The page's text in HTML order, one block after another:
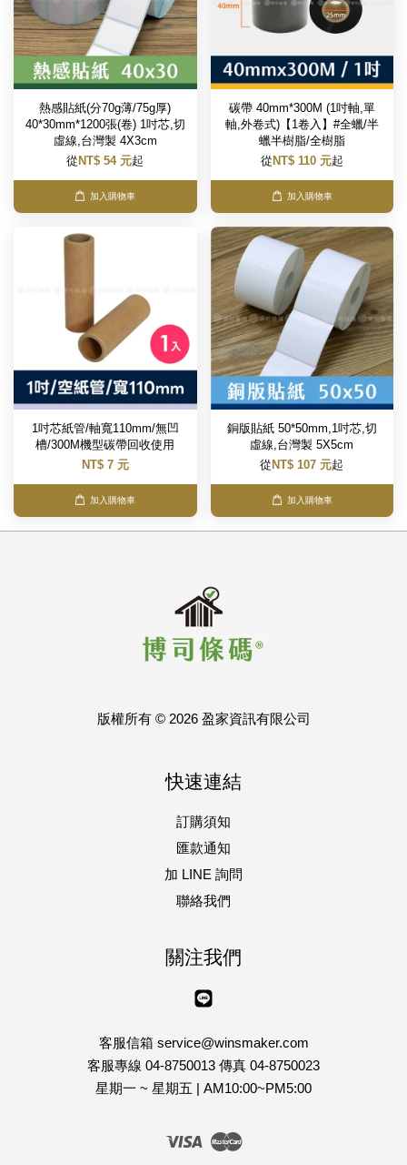
熱感貼紙(分70g薄/75g厚)
40*30mm*1200張(卷) 1吋芯,切
虛線,台灣製 4X3cm
從 NT$ 54 元起
加入購物車
碳帶 40mm*300M (1吋軸,單
軸,外卷式)【1卷入】#全蠟/半
蠟半樹脂/全樹脂
從 NT$ 110 元起
加入購物車
1吋芯紙管/軸寬110mm/無凹
槽/300M機型碳帶回收使用
NT$ 7 元
加入購物車
銅版貼紙 50*50mm,1吋芯,切
虛線,台灣製 5X5cm
從 NT$ 107 元起
加入購物車
版權所有 © 2026 盈家資訊有限公司
快速連結
訂購須知
匯款通知
加 LINE 詢問
聯絡我們
關注我們
客服信箱 service@winsmaker.com
客服專線 04-8750013 傳真 04-8750023
星期一 ~ 星期五 | AM10:00~PM5:00
Visa Master